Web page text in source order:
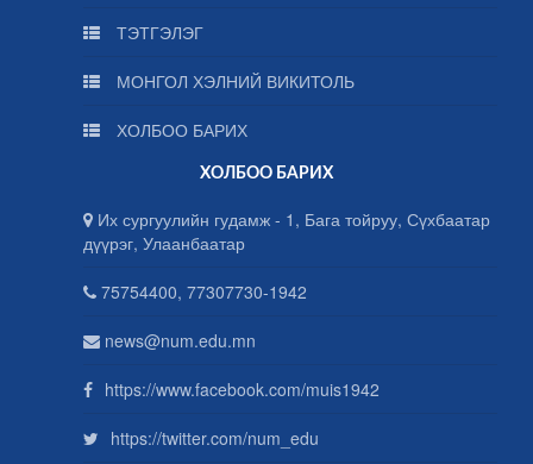
ТЭТГЭЛЭГ
МОНГОЛ ХЭЛНИЙ ВИКИТОЛЬ
ХОЛБОО БАРИХ
ХОЛБОО БАРИХ
Их сургуулийн гудамж - 1, Бага тойруу, Сүхбаатар
дүүрэг, Улаанбаатар
75754400, 77307730-1942
news@num.edu.mn
https://www.facebook.com/muis1942
https://twitter.com/num_edu